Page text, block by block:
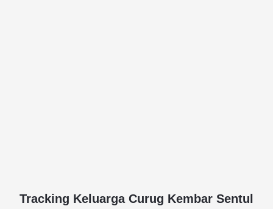
Tracking Keluarga Curug Kembar Sentul